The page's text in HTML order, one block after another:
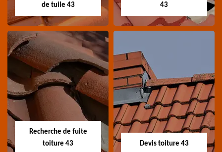
de tuile 43
Démoussage
nettoyage de tuile
Spécialiste en
démoussage et
nettoyage de tuile 43
Haute-Loire
43
Urgence fuite de
toiture 43
Entreprise urgence
fuite de toiture 43
Haute-Loire
Recherche de fuite
toiture 43
Devis toiture 43